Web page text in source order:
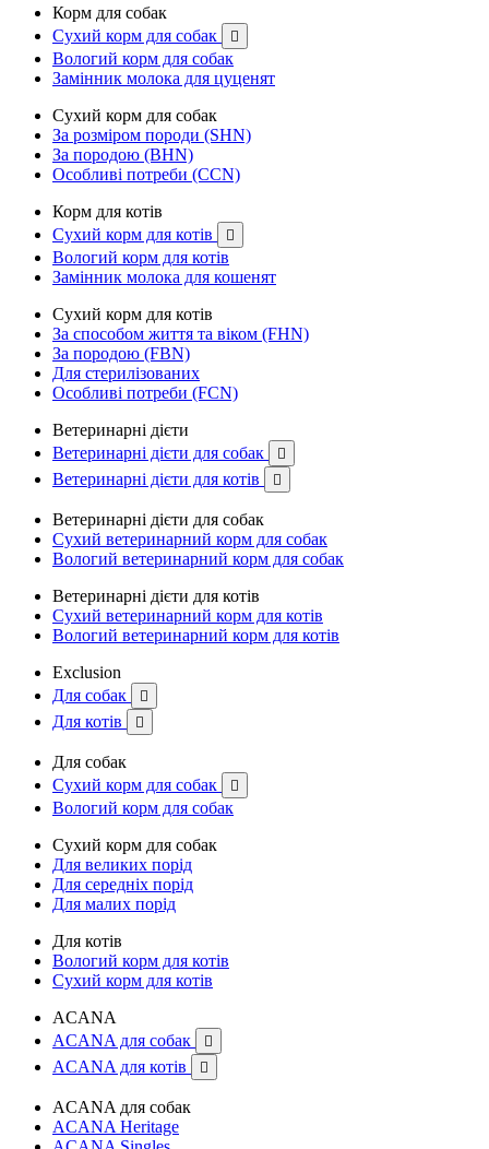
Корм для собак
Сухий корм для собак

Вологий корм для собак
Замінник молока для цуценят
Сухий корм для собак
За розміром породи (SHN)
За породою (BHN)
Особливі потреби (CCN)
Корм для котів
Сухий корм для котів

Вологий корм для котів
Замінник молока для кошенят
Сухий корм для котів
За способом життя та віком (FHN)
За породою (FBN)
Для стерилізованих
Особливі потреби (FCN)
Ветеринарні дієти
Ветеринарні дієти для собак

Ветеринарні дієти для котів 
Ветеринарні дієти для собак
Сухий ветеринарний корм для собак
Вологий ветеринарний корм для собак
Ветеринарні дієти для котів
Сухий ветеринарний корм для котів
Вологий ветеринарний корм для котів
Exclusion
Для собак

Для котів 
Для собак
Сухий корм для собак

Вологий корм для собак
Сухий корм для собак
Для великих порід
Для середніх порід
Для малих порід
Для котів
Вологий корм для котів
Сухий корм для котів
ACANA
ACANA для собак

ACANA для котів 
ACANA для собак
ACANA Heritage